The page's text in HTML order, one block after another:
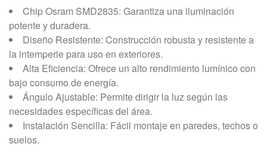
Chip Osram SMD2835: Garantiza una iluminación
potente y duradera.
Diseño Resistente: Construcción robusta y resistente a
la intemperie para uso en exteriores.
Alta Eficiencia: Ofrece un alto rendimiento lumínico con
bajo consumo de energía.
Ángulo Ajustable: Permite dirigir la luz según las
necesidades específicas del área.
Instalación Sencilla: Fácil montaje en paredes, techos o
suelos.